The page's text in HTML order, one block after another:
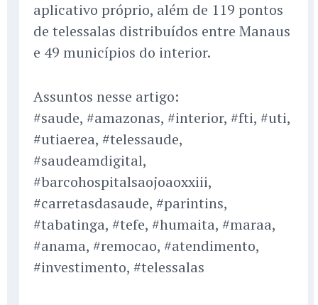
aplicativo próprio, além de 119 pontos
de telessalas distribuídos entre Manaus
e 49 municípios do interior.
Assuntos nesse artigo:
#saude, #amazonas, #interior, #fti, #uti,
#utiaerea, #telessaude,
#saudeamdigital,
#barcohospitalsaojoaoxxiii,
#carretasdasaude, #parintins,
#tabatinga, #tefe, #humaita, #maraa,
#anama, #remocao, #atendimento,
#investimento, #telessalas